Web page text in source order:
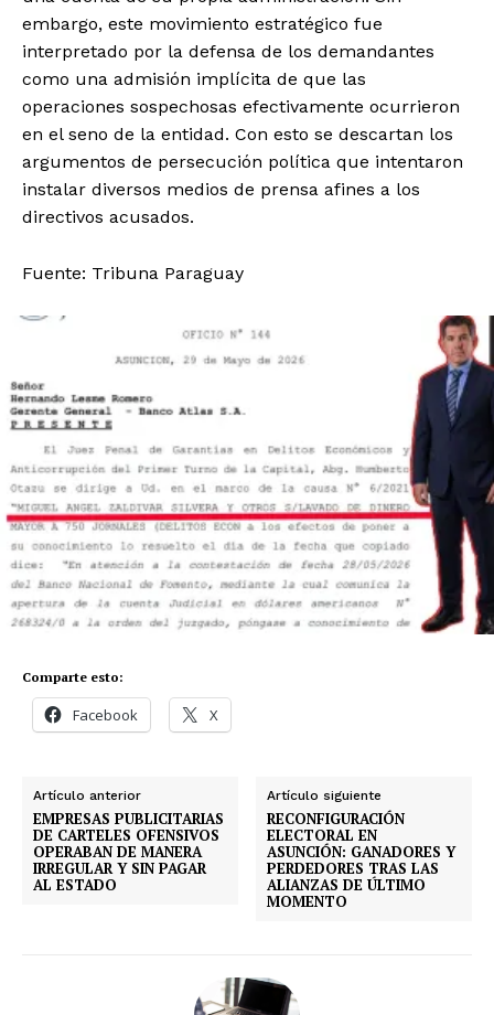
embargo, este movimiento estratégico fue
interpretado por la defensa de los demandantes
como una admisión implícita de que las
operaciones sospechosas efectivamente ocurrieron
en el seno de la entidad. Con esto se descartan los
argumentos de persecución política que intentaron
instalar diversos medios de prensa afines a los
directivos acusados.
Fuente: Tribuna Paraguay
Comparte esto:
Facebook X
Artículo anterior
EMPRESAS PUBLICITARIAS
DE CARTELES OFENSIVOS
OPERABAN DE MANERA
IRREGULAR Y SIN PAGAR
AL ESTADO
Artículo siguiente
RECONFIGURACIÓN
ELECTORAL EN
ASUNCIÓN: GANADORES Y
PERDEDORES TRAS LAS
ALIANZAS DE ÚLTIMO
MOMENTO